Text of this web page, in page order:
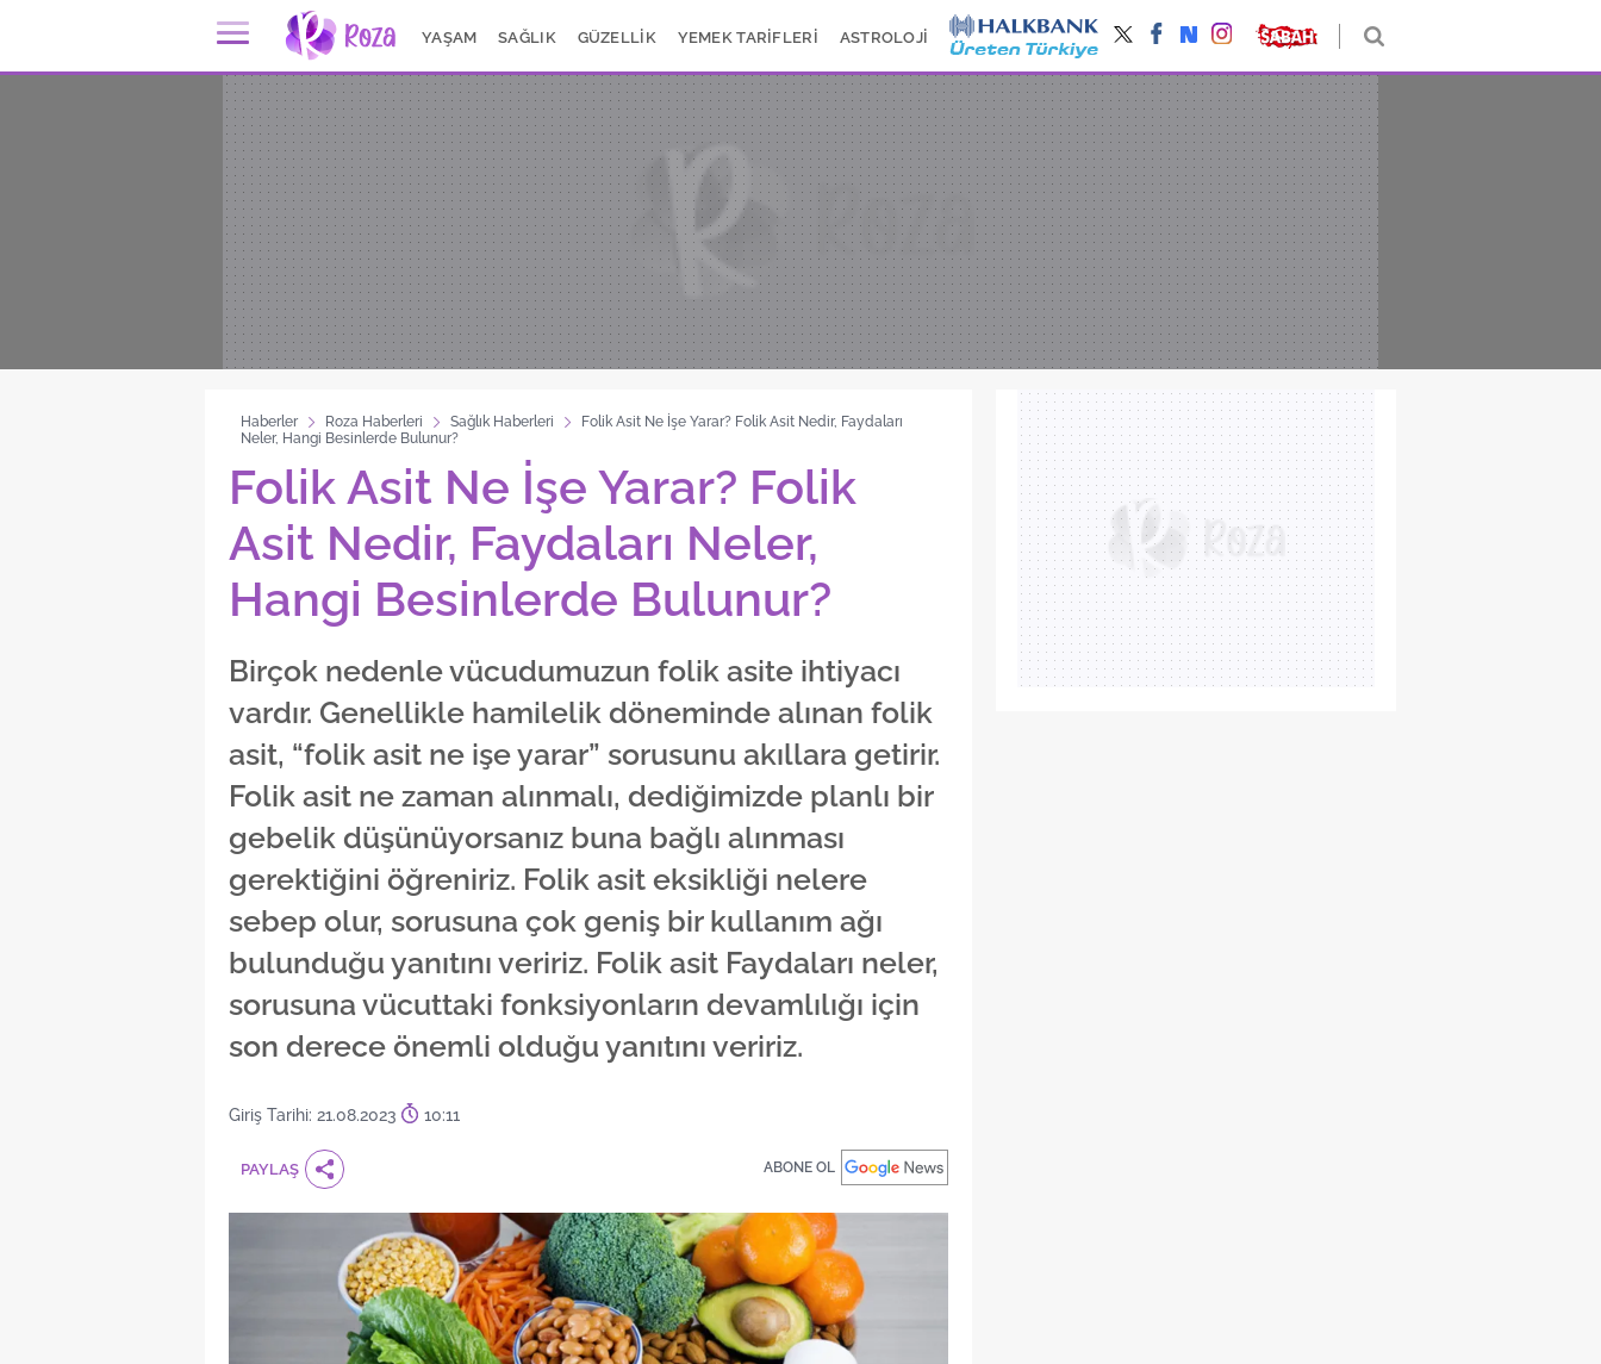
YAŞAM SAĞLIK GÜZELLİK YEMEK TARİFLERİ ASTROLOJİ
Haberler Roza Haberleri Sağlık Haberleri
Folik Asit Ne İşe Yarar? Folik Asit Nedir, Faydaları
Neler, Hangi Besinlerde Bulunur?
Folik Asit Ne İşe Yarar? Folik
Asit Nedir, Faydaları Neler,
Hangi Besinlerde Bulunur?
Birçok nedenle vücudumuzun folik asite ihtiyacı
vardır. Genellikle hamilelik döneminde alınan folik
asit, “folik asit ne işe yarar” sorusunu akıllara getirir.
Folik asit ne zaman alınmalı, dediğimizde planlı bir
gebelik düşünüyorsanız buna bağlı alınması
gerektiğini öğreniriz. Folik asit eksikliği nelere
sebep olur, sorusuna çok geniş bir kullanım ağı
bulunduğu yanıtını veririz. Folik asit Faydaları neler,
sorusuna vücuttaki fonksiyonların devamlılığı için
son derece önemli olduğu yanıtını veririz.
Giriş Tarihi: 21.08.2023 10:11
PAYLAŞ ABONE OL